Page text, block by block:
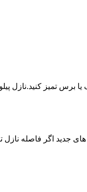
تمیز کنید.نازل
اگر فاصله نازل تا